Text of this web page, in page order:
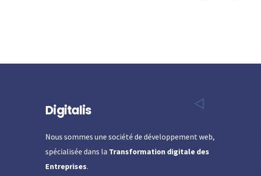
Digitalis
Nous sommes une société de développement web,
spécialisée dans la Transformation digitale des
Entreprises.